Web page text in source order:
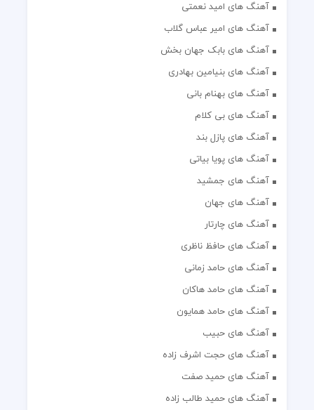
آهنگ های امید نعمتی
آهنگ های امیر عباس گلاب
آهنگ های بابک جهان بخش
آهنگ های بنیامین بهادری
آهنگ های بهنام بانی
آهنگ های بی کلام
آهنگ های پازل بند
آهنگ های پویا بیاتی
آهنگ های جمشید
آهنگ های جهان
آهنگ های چارتار
آهنگ های حافظ ناظری
آهنگ های حامد زمانی
آهنگ های حامد هاکان
آهنگ های حامد همایون
آهنگ های حبیب
آهنگ های حجت اشرف زاده
آهنگ های حمید صفت
آهنگ های حمید طالب زاده